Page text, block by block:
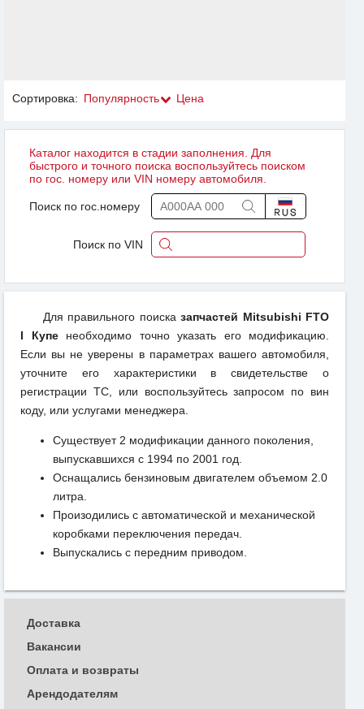
Сортировка: Популярность Цена
Каталог находится в стадии заполнения. Для
быстрого и точного поиска воспользуйтесь поиском
по гос. номеру или VIN номеру автомобиля.
Поиск по гос.номеру
Поиск по VIN
Для правильного поисказапчастей Mitsubishi FTO
I Купенеобходимо точно указать его модификацию.
Если вы не уверены в параметрах вашего автомобиля,
уточните его характеристики в свидетельстве о
регистрации ТС, или воспользуйтесь запросом по вин
коду, или услугами менеджера.
Существует 2 модификации данного поколения,
выпускавшихся с 1994 по 2001 год.
Оснащались бензиновым двигателем объемом 2.0
литра.
Произодились с автоматической и механической
коробками переключения передач.
Выпускались с передним приводом.
Доставка
Вакансии
Оплата и возвраты
Арендодателям